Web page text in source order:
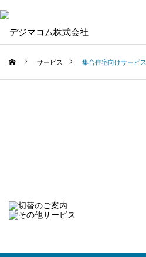
サービス 集合住宅向けサービス